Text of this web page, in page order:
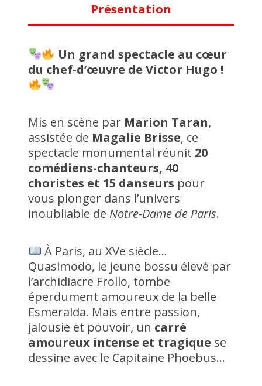
Présentation
Un grand spectacle au cœur
du chef-d’œuvre de Victor Hugo !
Mis en scène par Marion Taran,
assistée de Magalie Brisse, ce
spectacle monumental réunit 20
comédiens-chanteurs, 40
choristes et 15 danseurs pour
vous plonger dans l’univers
inoubliable de Notre-Dame de Paris.
À Paris, au XVe siècle…
Quasimodo, le jeune bossu élevé par
l’archidiacre Frollo, tombe
éperdument amoureux de la belle
Esmeralda. Mais entre passion,
jalousie et pouvoir, un carré
amoureux intense et tragique se
dessine avec le Capitaine Phoebus…